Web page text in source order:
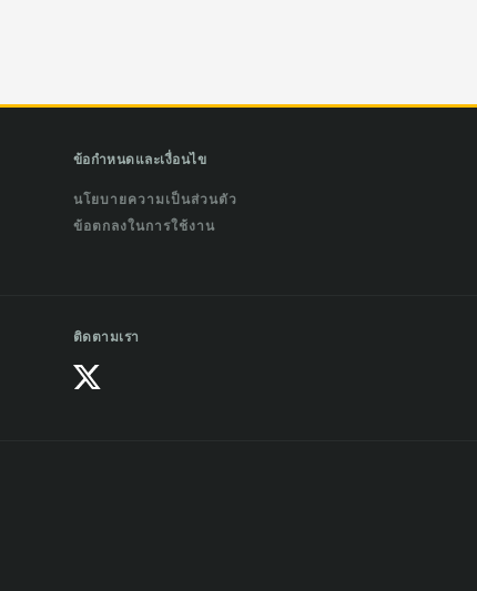
ข้อกำหนดและเงื่อนไข
นโยบายความเป็นส่วนตัว
ข้อตกลงในการใช้งาน
ติดตามเรา